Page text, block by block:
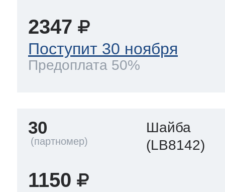
2347
Поступит 30 ноября
Предоплата 50%
30
Шайба
(LB8142)
1150